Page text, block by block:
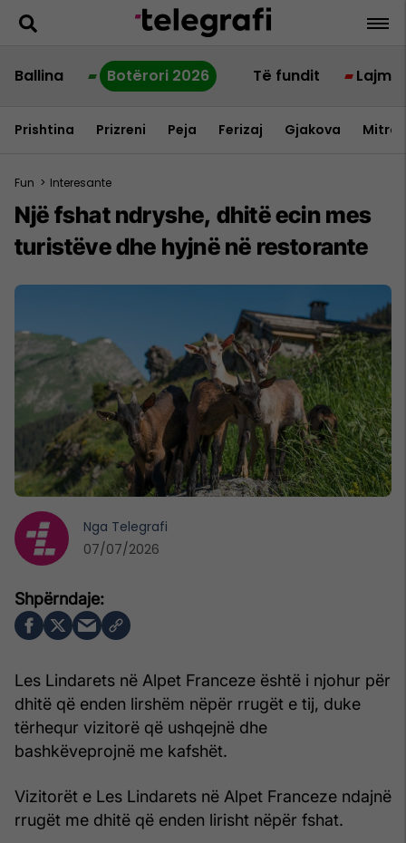
Ballina Botërori 2026 Të fundit Lajme
Prishtina Prizreni Peja Ferizaj Gjakova
Fun > Interesante
Një fshat ndryshe, dhitë ecin mes
turistëve dhe hyjnë në restorante
Les Lindarets në Alpet Franceze është i njohur për
dhitë që enden lirshëm nëpër rrugët e tij, duke
tërhequr vizitorë që ushqejnë dhe
bashkëveprojnë me kafshët.
Vizitorët e Les Lindarets në Alpet Franceze ndajnë
rrugët me dhitë që enden lirisht nëpër fshat.
Nga Telegrafi
07/07/2026